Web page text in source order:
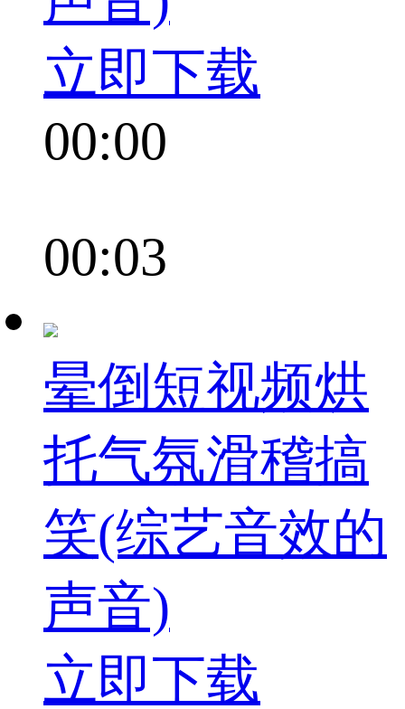
立即下载
00:00
00:03
晕倒短视频烘
托气氛滑稽搞
笑(综艺音效的
声音)
立即下载